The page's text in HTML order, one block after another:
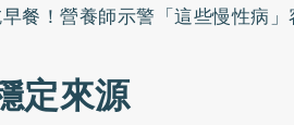
餐！營養師示警「這些慢性病
定來源